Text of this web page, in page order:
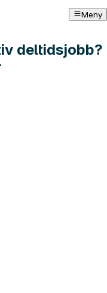
Meny
deltidsjobb?